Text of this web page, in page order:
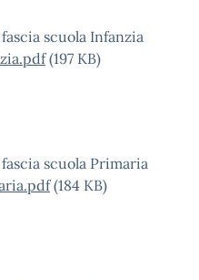
scuola Infanzia
(197 KB)
scuola Primaria
(184 KB)